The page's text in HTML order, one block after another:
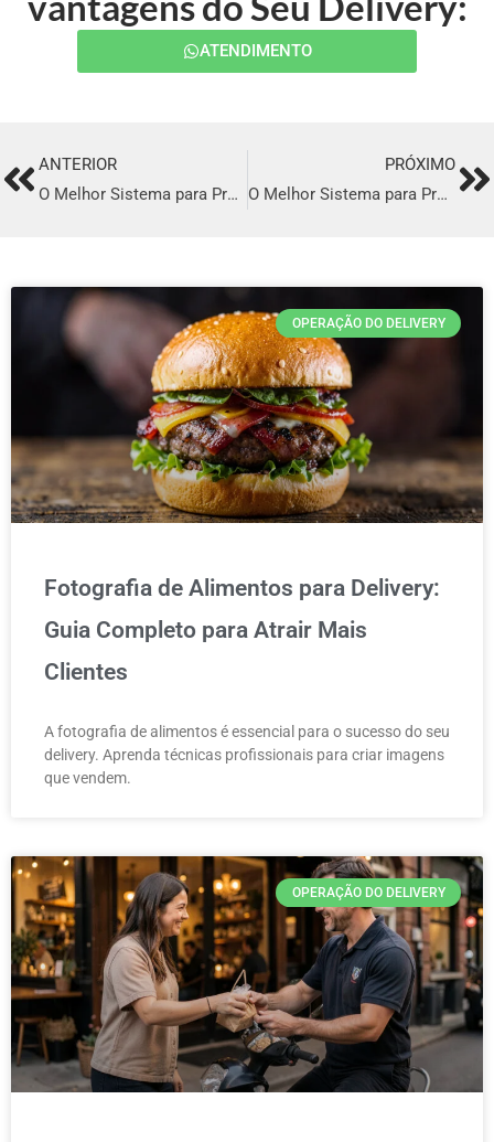
ATENDIMENTO
PrevANTERIOR
O Melhor Sistema para Profissionalizar o seu Delivery em Brasília
PRÓXIMO
O Melhor Sistema para Profissionalizar o seu Delivery em Belo Horizonte
OPERAÇÃO DO DELIVERY
Fotografia de Alimentos para Delivery:
Guia Completo para Atrair Mais
Clientes
A fotografia de alimentos é essencial para o sucesso do seu
delivery. Aprenda técnicas profissionais para criar imagens
que vendem.
OPERAÇÃO DO DELIVERY